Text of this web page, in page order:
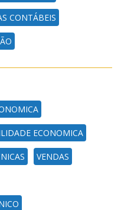
CONTÁBEIS
ECONOMICA
VENDAS